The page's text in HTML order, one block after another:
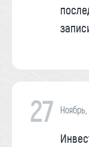
27 Ноябрь,